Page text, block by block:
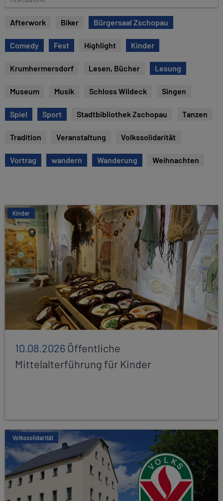
e
s
u
Afterwork Biker Bürgersaal Zschopau
Comedy Fest Highlight Kinder
Krumhermersdorf Lesen, Bücher Lesung
Museum Musik Schloss Wildeck Singen
Spiel Sport Stadtbibliothek Zschopau Tanzen
Tradition Veranstaltung Volkssolidarität
Vortrag wandern Wanderung Weihnachten
Kinder
10.08.2026Öffentliche
Mittelalterführung für Kinder
Volkssolidarität